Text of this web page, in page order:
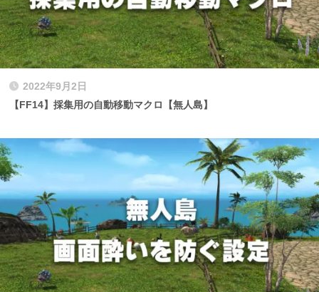
2022年9月2日
【FF14】採集用の自動移動マクロ【無人島】